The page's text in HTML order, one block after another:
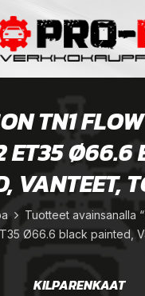
TN1
ET35 Ø66.6
VANTEET,
Tuotteet avainsanalla
Ø66.6 black painted,
KILPARENKAAT